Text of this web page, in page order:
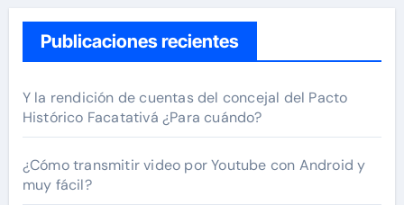
Publicaciones recientes
Y la rendición de cuentas del concejal del Pacto
Histórico Facatativá ¿Para cuándo?
¿Cómo transmitir video por Youtube con Android y
muy fácil?